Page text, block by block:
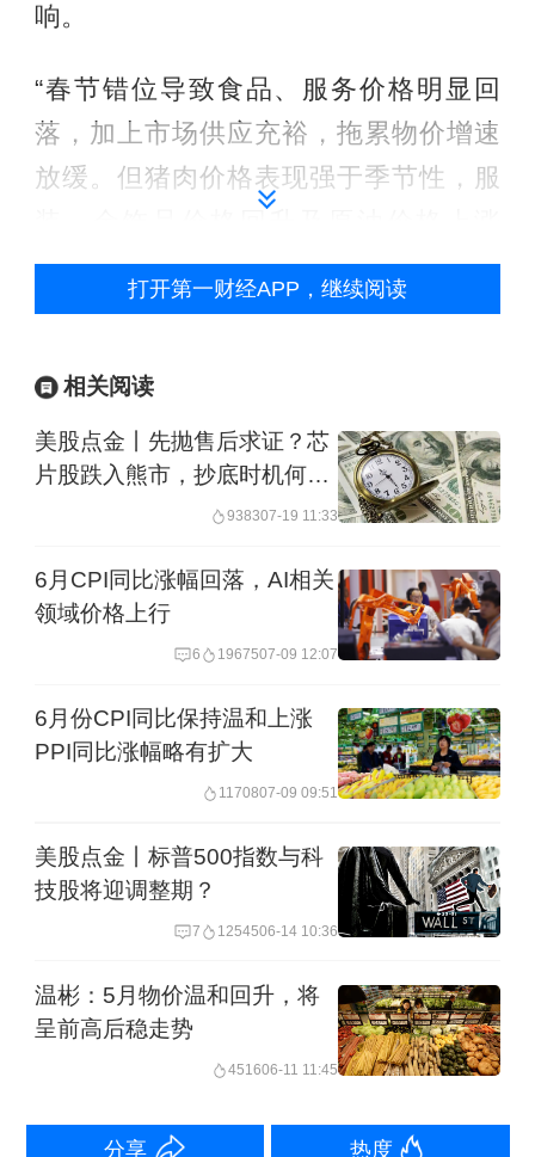
响。
“春节错位导致食品、服务价格明显回
落，加上市场供应充裕，拖累物价增速
放缓。但猪肉价格表现强于季节性，服
等，整体看，国内需求回升推动物价同
比增长”，光大银行金融市场部宏观研究
东方金诚首席宏观分析师王青解读称，
从同比看，CPI涨幅比上月回落0.6个百
分点。主要原因有两个，一个是春节过
落，可以看到3月猪肉鲜菜等食品价格走
低，旅游机票价格大幅下跌是3月CPI环
原因。二是受楼市低迷等影响，居民消
费信心偏弱，需求不足是这段时间物价
居民消费价格指数仍将低位运行，这也
为宏观政策向稳增长方向持续发力提供
PPI环比降幅收窄
供应相对充足，全国PPI环比下降
打开第一财经APP，继续阅读
相关阅读
美股点金丨先抛售后求证？芯
片股跌入熊市，抄底时机何时
938307-19 11:33
6月CPI同比涨幅回落，AI相关
领域价格上行
6 1967507-09 12:07
6月份CPI同比保持温和上涨
PPI同比涨幅略有扩大
1170807-09 09:51
美股点金丨标普500指数与科
技股将迎调整期？
7 1254506-14 10:36
温彬：5月物价温和回升，将
呈前高后稳走势
451606-11 11:45
分享 热度